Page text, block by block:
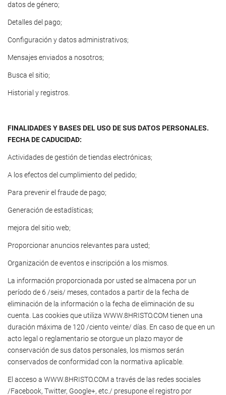
datos de género;
Detalles del pago;
Configuración y datos administrativos;
Mensajes enviados a nosotros;
Busca el sitio;
Historial y registros.
FINALIDADES Y BASES DEL USO DE SUS DATOS PERSONALES.
FECHA DE CADUCIDAD:
Actividades de gestión de tiendas electrónicas;
A los efectos del cumplimiento del pedido;
Para prevenir el fraude de pago;
Generación de estadísticas;
mejora del sitio web;
Proporcionar anuncios relevantes para usted;
Organización de eventos e inscripción a los mismos.
La información proporcionada por usted se almacena por un
período de 6 /seis/ meses, contados a partir de la fecha de
eliminación de la información o la fecha de eliminación de su
cuenta. Las cookies que utiliza WWW.8HRISTO.COM tienen una
duración máxima de 120 /ciento veinte/ días. En caso de que en un
acto legal o reglamentario se otorgue un plazo mayor de
conservación de sus datos personales, los mismos serán
conservados de conformidad con la normativa aplicable.
El acceso a WWW.8HRISTO.COM a través de las redes sociales
/Facebook, Twitter, Google+, etc./ presupone el registro por